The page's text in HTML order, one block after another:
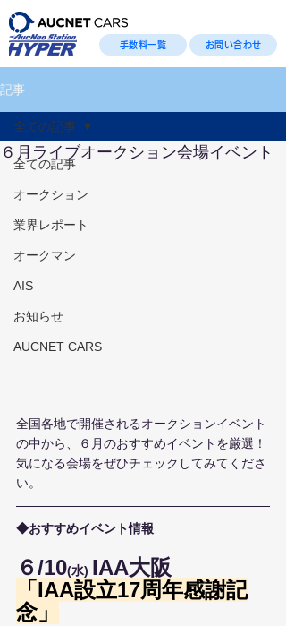
手数料一覧 お問い合わせ
記事
全ての記事
オークション
業界レポート
オークマン
AIS
お知らせ
AUCNET CARS
全ての記事
６月ライブオークション会場イベント
全国各地で開催されるオークションイベント
の中から、６月のおすすめイベントを厳選！
気になる会場をぜひチェックしてみてくださ
い。
◆おすすめイベント情報
６/10(水) IAA大阪
「IAA設立17周年感謝記
念」